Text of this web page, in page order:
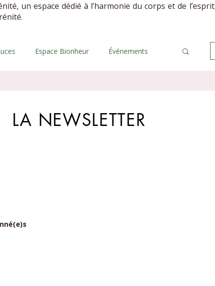
un espace dédié à l’harmonie du corps et de
Espace Bionheur Événements
LA NEWSLETTER